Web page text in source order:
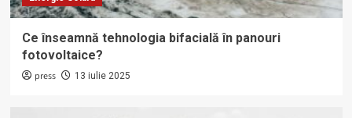
Ce înseamnă tehnologia bifacială în panouri
fotovoltaice?
press 13 iulie 2025